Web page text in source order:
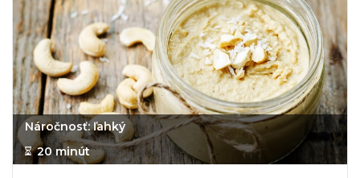
Náročnosť: ľahký
20 minút